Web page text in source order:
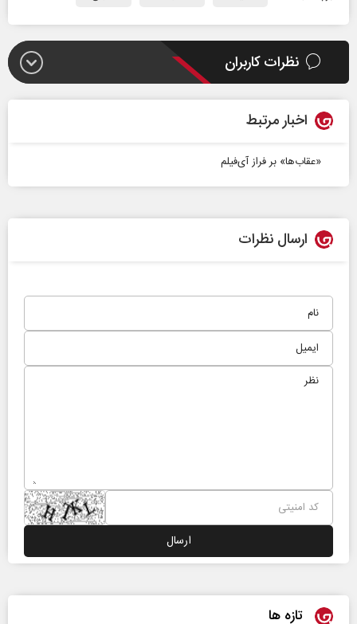
نظرات کاربران
اخبار مرتبط
«عقاب‌ها» بر فراز آی‌فیلم
ارسال نظرات
تازه ها